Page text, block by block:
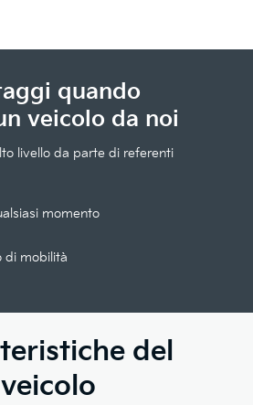
quando
veicolo da noi
livello da parte di referenti
momento
di mobilità
del
veicolo